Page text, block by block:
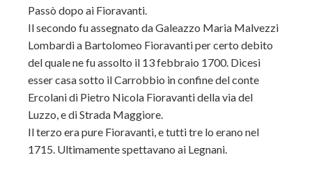
Passò dopo ai Fioravanti.
Il secondo fu assegnato da Galeazzo Maria Malvezzi
Lombardi a Bartolomeo Fioravanti per certo debito
del quale ne fu assolto il 13 febbraio 1700. Dicesi
esser casa sotto il Carrobbio in confine del conte
Ercolani di Pietro Nicola Fioravanti della via del
Luzzo, e di Strada Maggiore.
Il terzo era pure Fioravanti, e tutti tre lo erano nel
1715. Ultimamente spettavano ai Legnani.